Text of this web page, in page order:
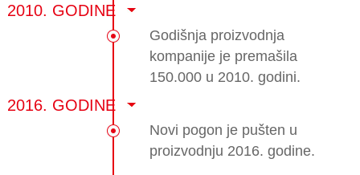
2010. GODINE
Godišnja proizvodnja
kompanije je premašila
150.000 u 2010. godini.
2016. GODINE
Novi pogon je pušten u
proizvodnju 2016. godine.